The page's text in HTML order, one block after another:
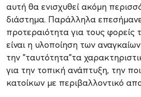
αυτή θα ενισχυθεί ακόμη
διάστημα. Παράλληλα επεσήμανε
προτεραιότητα για τους φορείς
είναι η υλοποίηση των
την "ταυτότητα"τα
για την τοπική ανάπτυξη, την
κατοίκων με περιβαλλοντικό